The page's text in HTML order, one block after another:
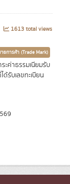
1613 total views
ยการค้า (Trade Mark)
ะค่าธรรมเนียมรับ
ด้รับเลขทะเบียน